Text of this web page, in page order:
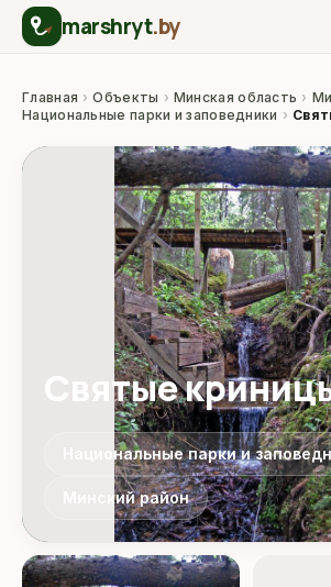
marshryt.by
Главная › Объекты › Минская область ›
Национальные парки и заповедники ›
Святые
Национальные парки и
Минский район